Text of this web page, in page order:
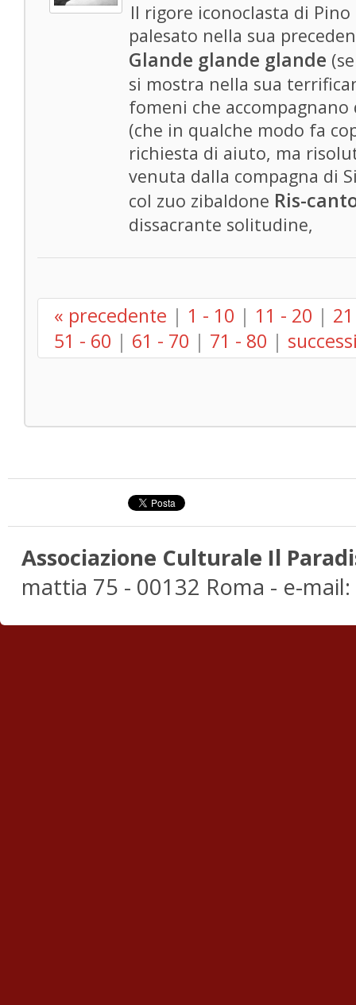
Il rigore iconoclasta di
palesato nella sua
Glande glande glande
si mostra nella sua
fomeni che
(che in qualche modo fa
richiesta di aiuto, ma
venuta dalla compagna di
col zuo zibaldone Ris-
dissacrante solitudine,
« precedente | 1 - 10 | 11 - 20 |
51 - 60 | 61 - 70 | 71 - 80 |
Associazione Culturale Il
mattia 75 - 00132 Roma - e-mail: